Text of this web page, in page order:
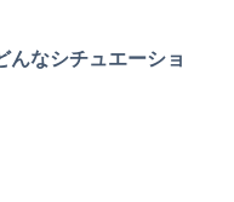
んなシチュエーショ